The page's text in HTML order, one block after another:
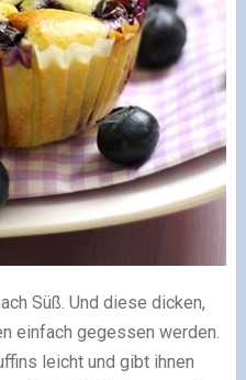
Süß. Und diese dicken,
einfach gegessen werden.
leicht und gibt ihnen